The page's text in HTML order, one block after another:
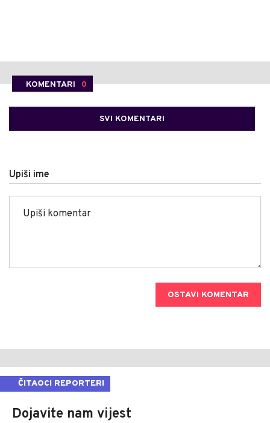
KOMENTARI 0
SVI KOMENTARI
Upiši ime
OSTAVI KOMENTAR
ČITAOCI REPORTERI
Dojavite nam vijest